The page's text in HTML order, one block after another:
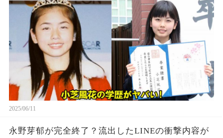
2025/06/11
永野芽郁が完全終了？流出したLINEの衝撃内容が